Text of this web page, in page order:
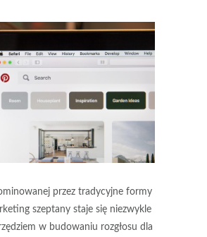
przez tradycyjne formy
szeptany staje się niezwykle
w budowaniu rozgłosu dla